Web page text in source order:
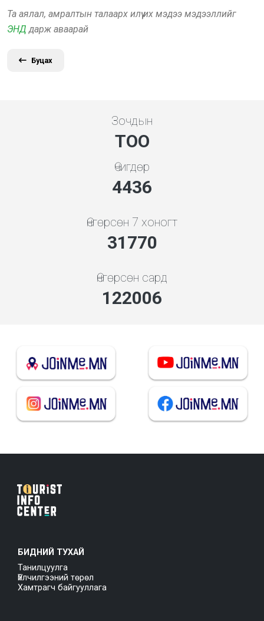
Та аялал, амралтын талаарх илүү их мэдээ мэдээллийг
ЭНД дарж аваарай
Буцах
Зочдын
ТОО
Өчигдөр
5119
Өнгөрсөн 7 хоногт
36658
Өнгөрсөн сард
140776
БИДНИЙ ТУХАЙ
Танилцуулга
Үйлчилгээний төрөл
Хамтрагч байгууллага